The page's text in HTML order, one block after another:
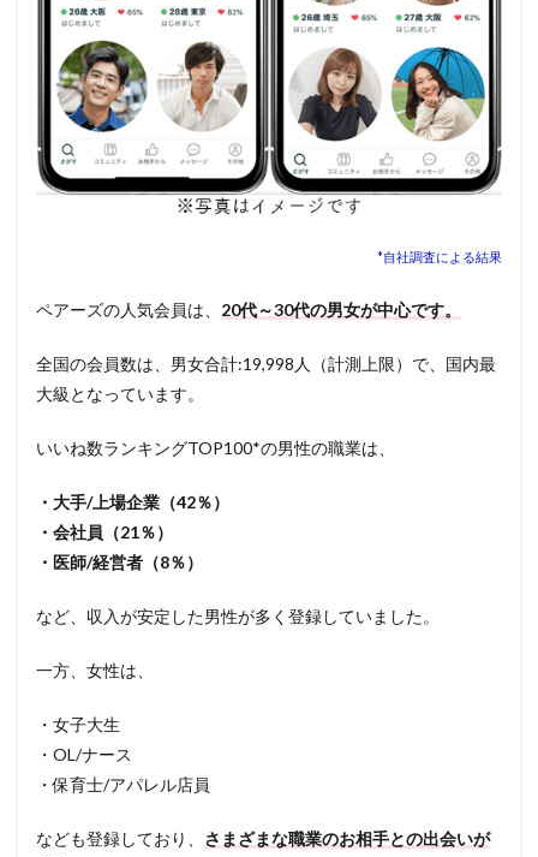
*自社調査による結果
ペアーズの人気会員は、 20代～30代の男女が中心です。
全国の会員数は、男女合計:19,998人（計測上限）で、国内最
大級となっています。
いいね数ランキングTOP100*の男性の職業は、
・大手/上場企業（42％）
・会社員（21％）
・医師/経営者（8％）
など、収入が安定した男性が多く登録していました。
一方、女性は、
・女子大生
・OL/ナース
・保育士/アパレル店員
なども登録しており、 さまざまな職業のお相手との出会いが